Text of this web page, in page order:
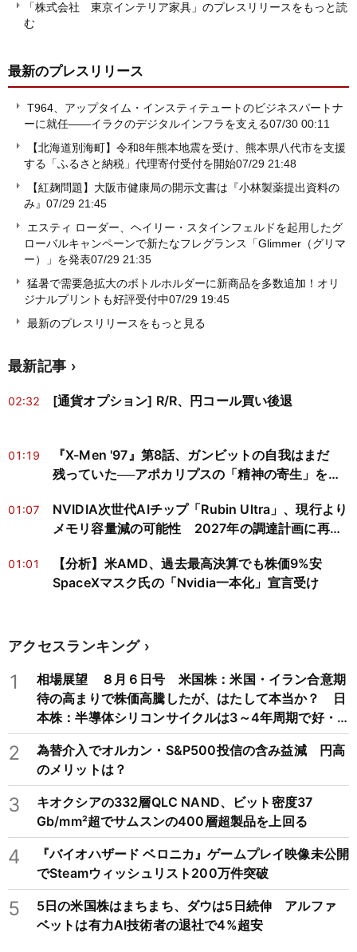
「株式会社 東京インテリア家具」のプレスリリースをもっと読
む
最新のプレスリリース
T964、アップタイム・インスティテュートのビジネスパートナ
ーに就任——イラクのデジタルインフラを支える07/30 00:11
【北海道別海町】令和8年熊本地震を受け、熊本県八代市を支援
する「ふるさと納税」代理寄付受付を開始07/29 21:48
【紅麹問題】大阪市健康局の開示文書は『小林製薬提出資料の
み』 07/29 21:45
エスティ ローダー、ヘイリー・スタインフェルドを起用したグ
ローバルキャンペーンで新たなフレグランス「Glimmer（グリマ
ー）」を発表07/29 21:35
猛暑で需要急拡大のボトルホルダーに新商品を多数追加！オリ
ジナルプリントも好評受付中07/29 19:45
最新のプレスリリースをもっと見る
最新記事
02:32 [通貨オプション] R/R、円コール買い後退
01:19
『X-Men '97』第8話、ガンビットの自我はまだ
残っていた──アポカリプスの「精神の寄生」を神
01:07
NVIDIA次世代AIチップ「Rubin Ultra」、現行より
メモリ容量減の可能性 2027年の調達計画に再検
01:01
【分析】米AMD、過去最高決算でも株価9%安
SpaceXマスク氏の「Nvidia一本化」宣言受け
アクセスランキング
1
相場展望 ８月６日号 米国株：米国・イラン合意期
待の高まりで株価高騰したが、はたして本当か？ 日
本株：半導体シリコンサイクルは3～4年周期で好・
不況を繰り返すため注意
2
為替介入でオルカン・S&P500投信の含み益減 円高
のメリットは？
3
キオクシアの332層QLC NAND、ビット密度37
Gb/mm²超でサムスンの400層超製品を上回る
4
『バイオハザード ベロニカ』ゲームプレイ映像未公開
でSteamウィッシュリスト200万件突破
5
5日の米国株はまちまち、ダウは5日続伸 アルファ
ベットは有力AI技術者の退社で4%超安